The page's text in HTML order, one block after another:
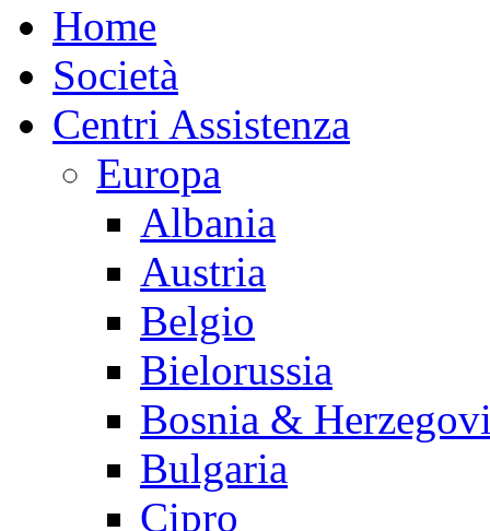
Home
Società
Centri Assistenza
Europa
Albania
Austria
Belgio
Bielorussia
Bosnia &
Bulgaria
Cipro